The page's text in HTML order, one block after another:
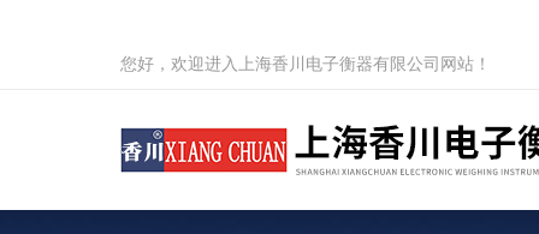
您好，欢迎进入上海香川电子衡器有限公司网站！